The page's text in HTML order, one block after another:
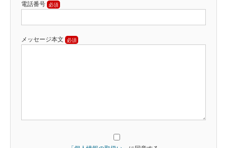
電話番号
メッセージ本文